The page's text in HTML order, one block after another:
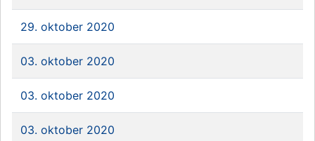
29. oktober 2020
03. oktober 2020
03. oktober 2020
03. oktober 2020